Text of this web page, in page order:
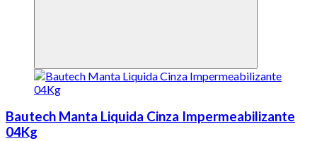
Bautech Manta Liquida Cinza Impermeabilizante
04Kg